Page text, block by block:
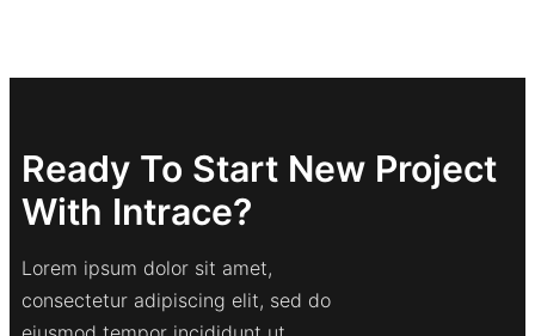
Ready To Start New Project
With Intrace?
Lorem ipsum dolor sit amet,
consectetur adipiscing elit, sed do